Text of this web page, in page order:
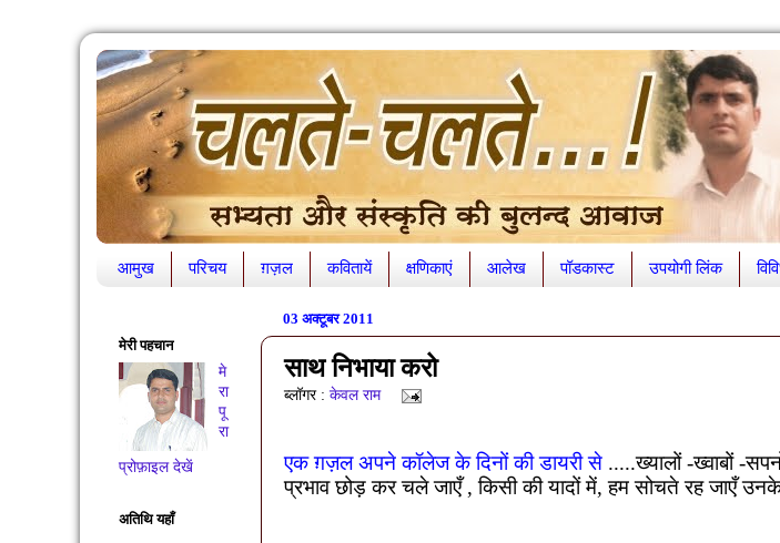
आमुख परिचय ग़ज़ल कवितायें क्षणिकाएं आलेख पॉडकास्ट उपयोगी लिंक
03 अक्टूबर 2011
साथ निभाया करो
ब्लॉगर : केवल राम
एक ग़ज़ल अपने कॉलेज के दिनों की डायरी से .....ख्यालों -ख्वाबों -
प्रभाव छोड़ कर चले जाएँ,किसी की यादों में,हम सोचते रह जाएँ
मेरी पहचान
मे
रा
पू
रा
प्रोफ़ाइल देखें
अतिथि यहाँ